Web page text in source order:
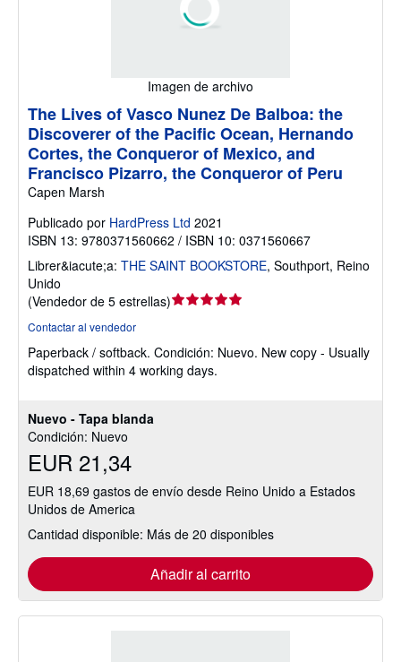
Imagen de archivo
Nuevo - Tapa blanda
Condición: Nuevo
EUR 21,34
EUR 18,69 gastos de envío desde Reino Unido a Estados
Unidos de America
Cantidad disponible: Más de 20 disponibles
Añadir al carrito
The Lives of Vasco Nunez De Balboa: the
Discoverer of the Pacific Ocean, Hernando
Cortes, the Conqueror of Mexico, and
Francisco Pizarro, the Conqueror of Peru
Capen Marsh
Publicado por HardPress Ltd 2021
ISBN 13: 9780371560662 / ISBN 10: 0371560667
Librer&iacute;a: THE SAINT BOOKSTORE, Southport, Reino
Unido
(Vendedor de 5 estrellas)Calificación
5
de
Contactar al vendedor
Paperback / softback. Condición: Nuevo. New copy - Usually
dispatched within 4 working days.